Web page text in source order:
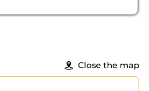
Close the map